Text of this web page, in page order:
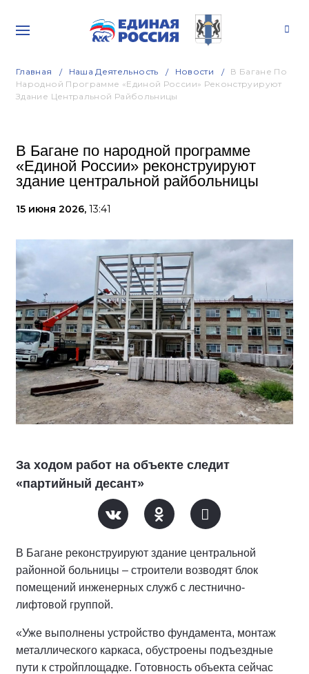
Главная Наша Деятельность Новости
В Багане По
Народной Программе «Единой России» Реконструируют
Здание Центральной Райбольницы
В Багане по народной программе
«Единой России» реконструируют
здание центральной райбольницы
15 июня 2026, 13:41
За ходом работ на объекте следит
«партийный десант»
В Багане реконструируют здание центральной
районной больницы – строители возводят блок
помещений инженерных служб с лестнично-
лифтовой группой.
«Уже выполнены устройство фундамента, монтаж
металлического каркаса, обустроены подъездные
пути к стройплощадке. Готовность объекта сейчас